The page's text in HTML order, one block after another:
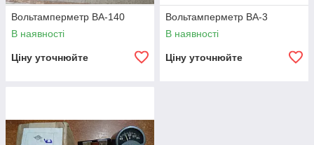
Вольтамперметр ВА-140
В наявності
Ціну уточнюйте
Вольтамперметр ВА-3
В наявності
Ціну уточнюйте